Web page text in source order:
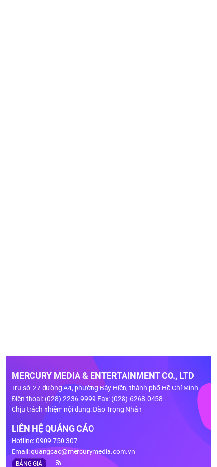
MERCURY MEDIA & ENTERTAINMENT CO., LTD
Trụ sở: 27 đường A4, phường Bảy Hiền, thành phố Hồ Chí Minh
Điện thoại: (028)-2236.9999 Fax: (028)-6268.0458
Chịu trách nhiệm nội dung: Đào Trọng Nhân
LIÊN HỆ QUẢNG CÁO
Hotline: 0909 750 307
Email:quangcao@mercurymedia.com.vn
BẢNG GIÁ